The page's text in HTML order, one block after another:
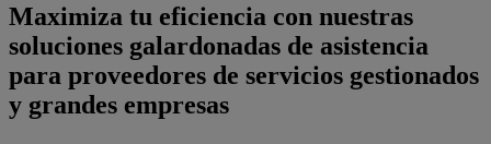
Maximiza tu eficiencia con nuestras
soluciones galardonadas de asistencia
para proveedores de servicios gestionados
y grandes empresas